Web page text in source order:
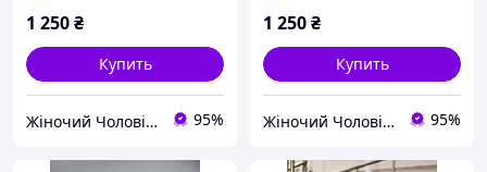
1 250₴
Купить
Жіночий Чоловічий Дитячий Одяг Анжеліка 95%
1 250₴
Купить
Жіночий Чоловічий Дитячий Одяг Анжеліка 95%